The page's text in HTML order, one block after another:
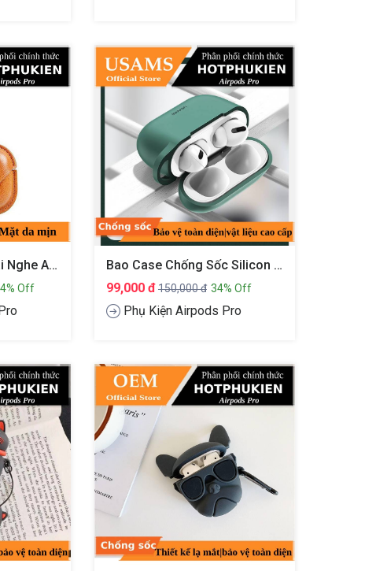
Bao Case Da Cho Tai Nghe Apple Airpods Pro Hiệu COTEETCI AP26 Trang Bị Móc Khóa
Off
Bao Case Chống Sốc Silicon Cho Tai Nghe Apple Airpods Pro Hiệu Usams BH568
99,000 đ150,000 đ 34% Off
Phụ Kiện Airpods Pro